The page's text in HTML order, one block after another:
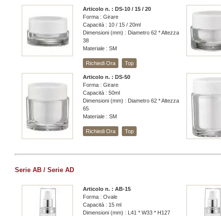
Articolo n. : DS-10 / 15 / 20
Forma : Girare
Capacità : 10 / 15 / 20ml
Dimensioni (mm) : Diametro 62 * Altezza
38
Materiale : SM
Richiedi Ora Top
Articolo n. : DS-50
Forma : Girare
Capacità : 50ml
Dimensioni (mm) : Diametro 62 * Altezza
65
Materiale : SM
Richiedi Ora Top
Serie AB / Serie AD
Articolo n. : AB-15
Forma : Ovale
Capacità : 15 ml
Dimensioni (mm) : L41 * W33 * H127